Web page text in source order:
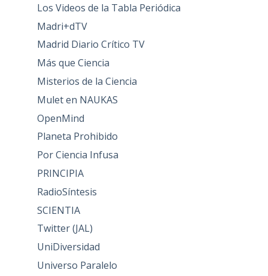
Los Videos de la Tabla Periódica
Madri+dTV
Madrid Diario Crítico TV
Más que Ciencia
Misterios de la Ciencia
Mulet en NAUKAS
OpenMind
Planeta Prohibido
Por Ciencia Infusa
PRINCIPIA
RadioSíntesis
SCIENTIA
Twitter (JAL)
UniDiversidad
Universo Paralelo